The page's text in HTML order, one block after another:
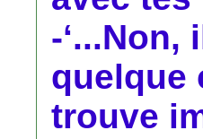
-‘...Non,
quelque
trouve